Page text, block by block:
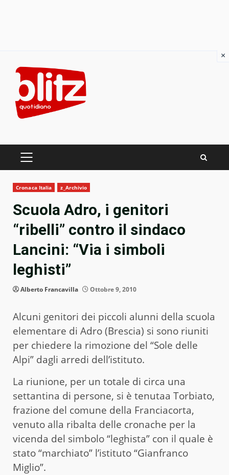
content
PRIMARY
Cronaca Italia z_Archivio
Scuola Adro, i genitori
“ribelli” contro il sindaco
Lancini: “Via i simboli
leghisti”
Alberto Francavilla Ottobre 9, 2010
Alcuni genitori dei piccoli alunni della scuola
elementare di Adro (Brescia) si sono riuniti
per chiedere la rimozione del “Sole delle
Alpi” dagli arredi dell’istituto.
La riunione, per un totale di circa una
settantina di persone, si è tenutaa Torbiato,
frazione del comune della Franciacorta,
venuto alla ribalta delle cronache per la
vicenda del simbolo “leghista” con il quale è
stato “marchiato” l’istituto “Gianfranco
Miglio”.
×